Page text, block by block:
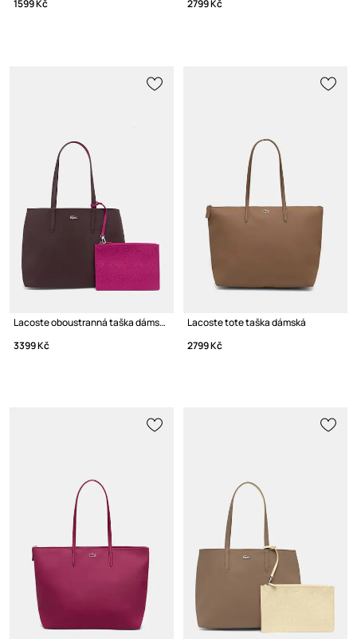
1599 Kč 2799 Kč
Lacoste oboustranná taška dámská
3399 Kč
Lacoste tote taška dámská
2799 Kč